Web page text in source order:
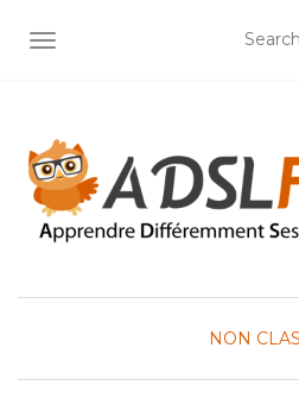
OUVRIR/FERMER LA
NON